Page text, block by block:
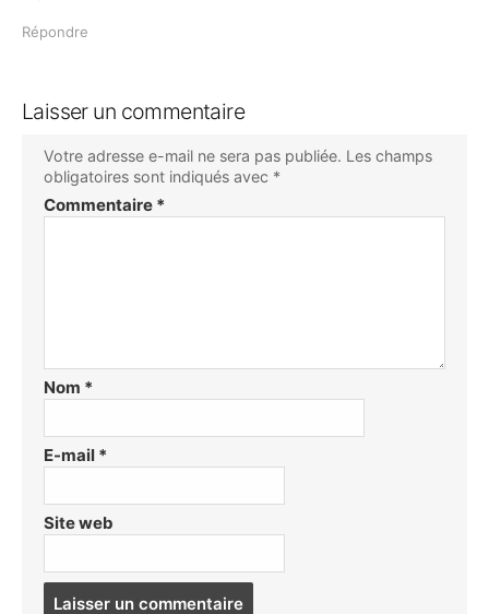
Répondre
Laisser un commentaire
Votre adresse e-mail ne sera pas publiée. Les champs
obligatoires sont indiqués avec *
Commentaire *
Nom *
E-mail *
Site web